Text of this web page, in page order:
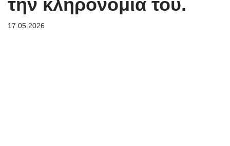
την κληρονομιά του.
17.05.2026